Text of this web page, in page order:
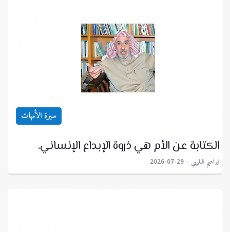
سيرة الأمهات
الكتابة عن الأم هي ذروة الإبداع الإنساني.
ابراهيم البليهي 2026-07-29